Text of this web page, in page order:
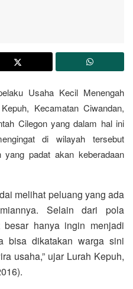
Usaha Kecil Menengah
Kecamatan Ciwandan,
Cilegon yang dalam hal ini
di wilayah tersebut
padat akan keberadaan
melihat peluang yang ada
Selain dari pola
hanya ingin menjadi
bisa dikatakan warga sini
usaha,” ujar Lurah Kepuh,